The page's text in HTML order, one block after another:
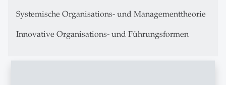
Systemische Organisations- und Managementtheorie
Innovative Organisations- und Führungsformen